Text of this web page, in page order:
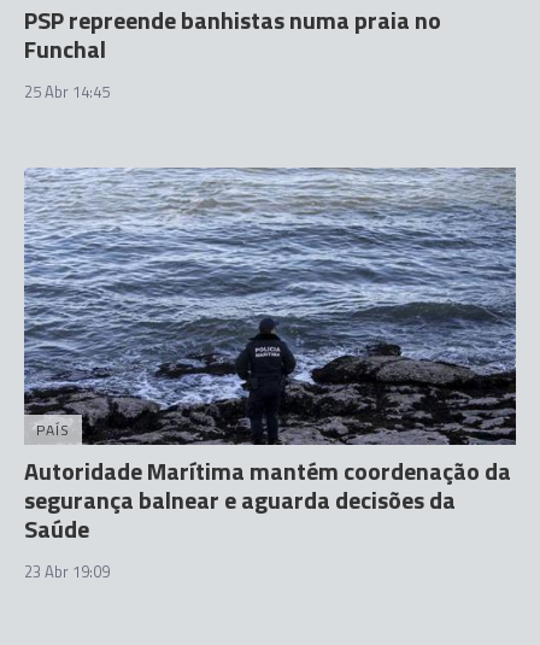
PSP repreende banhistas numa praia no
Funchal
25 Abr 14:45
PAÍS
Autoridade Marítima mantém coordenação da
segurança balnear e aguarda decisões da
Saúde
23 Abr 19:09